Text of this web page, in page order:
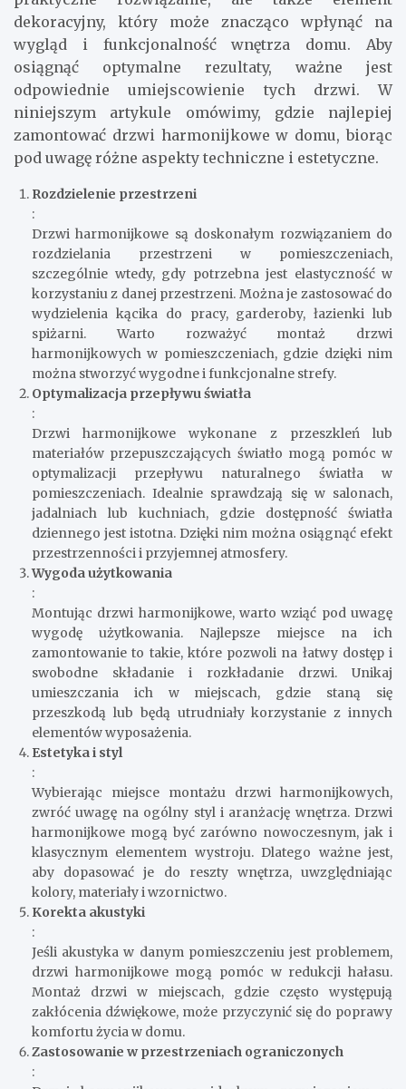
Drzwi harmonijkowe stanowią nie tylko
praktyczne rozwiązanie, ale także element
dekoracyjny, który może znacząco wpłynąć na
wygląd i funkcjonalność wnętrza domu. Aby
osiągnąć optymalne rezultaty, ważne jest
odpowiednie umiejscowienie tych drzwi. W
niniejszym artykule omówimy, gdzie najlepiej
pod uwagę różne aspekty techniczne i estetyczne.
Rozdzielenie przestrzeni
:
Drzwi harmonijkowe są doskonałym rozwiązaniem do
rozdzielania przestrzeni w pomieszczeniach,
szczególnie wtedy, gdy potrzebna jest elastyczność w
korzystaniu z danej przestrzeni. Można je zastosować do
wydzielenia kącika do pracy, garderoby, łazienki lub
spiżarni. Warto rozważyć montaż drzwi
harmonijkowych w pomieszczeniach, gdzie dzięki nim
można stworzyć wygodne i funkcjonalne strefy.
Optymalizacja przepływu światła
:
Drzwi harmonijkowe wykonane z przeszkleń lub
materiałów przepuszczających światło mogą pomóc w
optymalizacji przepływu naturalnego światła w
pomieszczeniach. Idealnie sprawdzają się w salonach,
jadalniach lub kuchniach, gdzie dostępność światła
dziennego jest istotna. Dzięki nim można osiągnąć efekt
przestrzenności i przyjemnej atmosfery.
Wygoda użytkowania
:
Montując drzwi harmonijkowe, warto wziąć pod uwagę
wygodę użytkowania. Najlepsze miejsce na ich
zamontowanie to takie, które pozwoli na łatwy dostęp i
swobodne składanie i rozkładanie drzwi. Unikaj
umieszczania ich w miejscach, gdzie staną się
przeszkodą lub będą utrudniały korzystanie z innych
elementów wyposażenia.
Estetyka i styl
:
Wybierając miejsce montażu drzwi harmonijkowych,
zwróć uwagę na ogólny styl i aranżację wnętrza. Drzwi
harmonijkowe mogą być zarówno nowoczesnym, jak i
klasycznym elementem wystroju. Dlatego ważne jest,
aby dopasować je do reszty wnętrza, uwzględniając
kolory, materiały i wzornictwo.
Korekta akustyki
:
Jeśli akustyka w danym pomieszczeniu jest problemem,
drzwi harmonijkowe mogą pomóc w redukcji hałasu.
Montaż drzwi w miejscach, gdzie często występują
zakłócenia dźwiękowe, może przyczynić się do poprawy
komfortu życia w domu.